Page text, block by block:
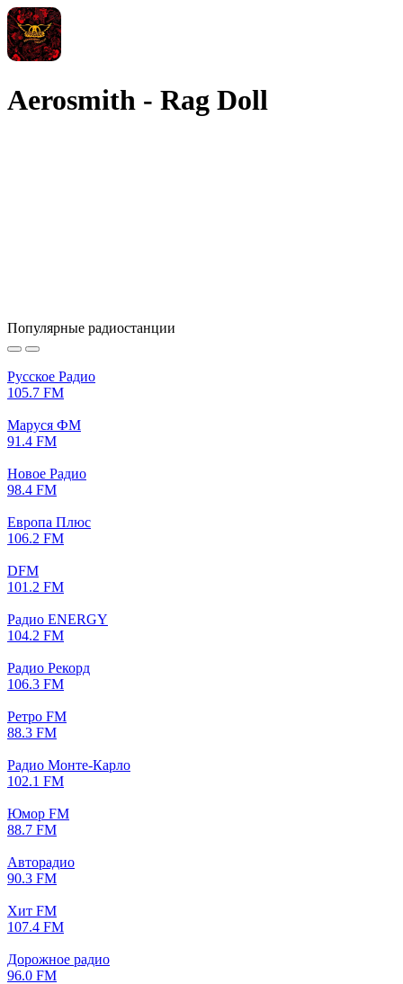
Aerosmith - Rag Doll
Популярные радиостанции
Русское Радио
105.7 FM
Маруся ФМ
91.4 FM
Новое Радио
98.4 FM
Европа Плюс
106.2 FM
DFM
101.2 FM
Радио ENERGY
104.2 FM
Радио Рекорд
106.3 FM
Ретро FM
88.3 FM
Радио Монте-Карло
102.1 FM
Юмор FM
88.7 FM
Авторадио
90.3 FM
Хит FM
107.4 FM
Дорожное радио
96.0 FM